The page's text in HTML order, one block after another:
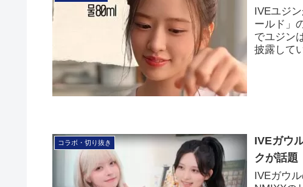
IVEユジ
ールド」
でユジン
披露して
コラボ・切り抜き
IVEガウ
クが話題
IVEガウ